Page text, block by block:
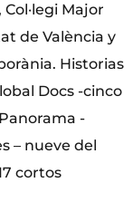
Major
de València y
Historias
Docs -cinco
-
– nueve del
cortos